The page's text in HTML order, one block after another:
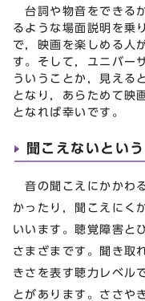
台詞や物音をできる
るような場面説明を乗
で，映画を楽しめる人
す。そして，ユニバー
ういうことか，見える
となり，あらためて映
となれば幸いです。
聞こえないとい
音の聞こえにかかわ
かったり，聞こえにく
いいます。聴覚障害と
さまざまです。聞き取
きさを表す聴力レベル
とがあります。ささや